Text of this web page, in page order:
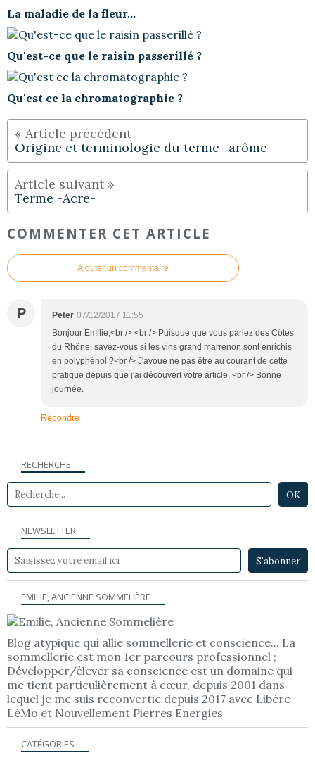
La maladie de la fleur...
Qu'est-ce que le raisin passerillé ?
Qu'est ce la chromatographie ?
Origine et terminologie du terme -arôme-
Terme -Acre-
COMMENTER CET ARTICLE
Ajouter un commentaire
P Peter 07/12/2017 11:55
Bonjour Emilie,<br /> <br /> Puisque que vous parlez des Côtes
du Rhône, savez-vous si les vins grand marrenon sont enrichis
en polyphénol ?<br /> J'avoue ne pas être au courant de cette
pratique depuis que j'ai découvert votre article. <br /> Bonne
journée.
Répondre
NEWSLETTER
RECHERCHE
EMILIE, ANCIENNE SOMMELIÈRE
Blog atypique qui allie sommellerie et conscience... La
sommellerie est mon 1er parcours professionnel ;
Développer/élever sa conscience est un domaine qui
me tient particulièrement à cœur, depuis 2001 dans
lequel je me suis reconvertie depuis 2017 avec Libère
LèMo et Nouvellement Pierres Energies
CATÉGORIES